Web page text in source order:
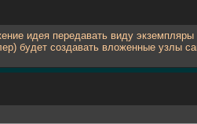
идея передавать виду
будет создавать вложенные узлы